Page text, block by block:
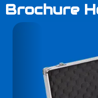
Brochure